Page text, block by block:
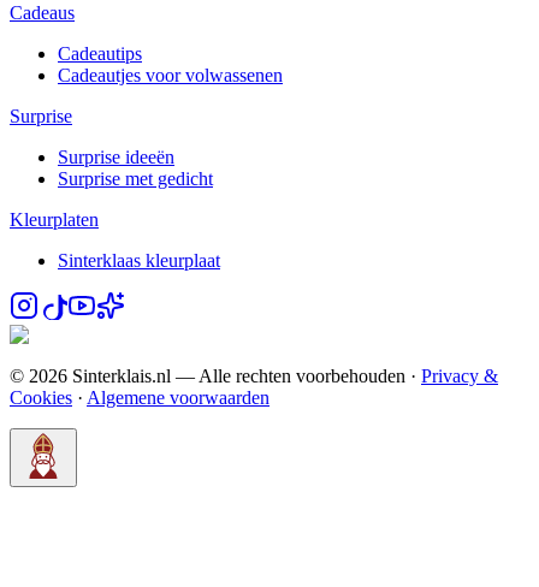
Cadeaus
Cadeautips
Cadeautjes voor volwassenen
Surprise
Surprise ideeën
Surprise met gedicht
Kleurplaten
Sinterklaas kleurplaat
© 2026 Sinterklais.nl — Alle rechten voorbehouden · Privacy &
Cookies · Algemene voorwaarden